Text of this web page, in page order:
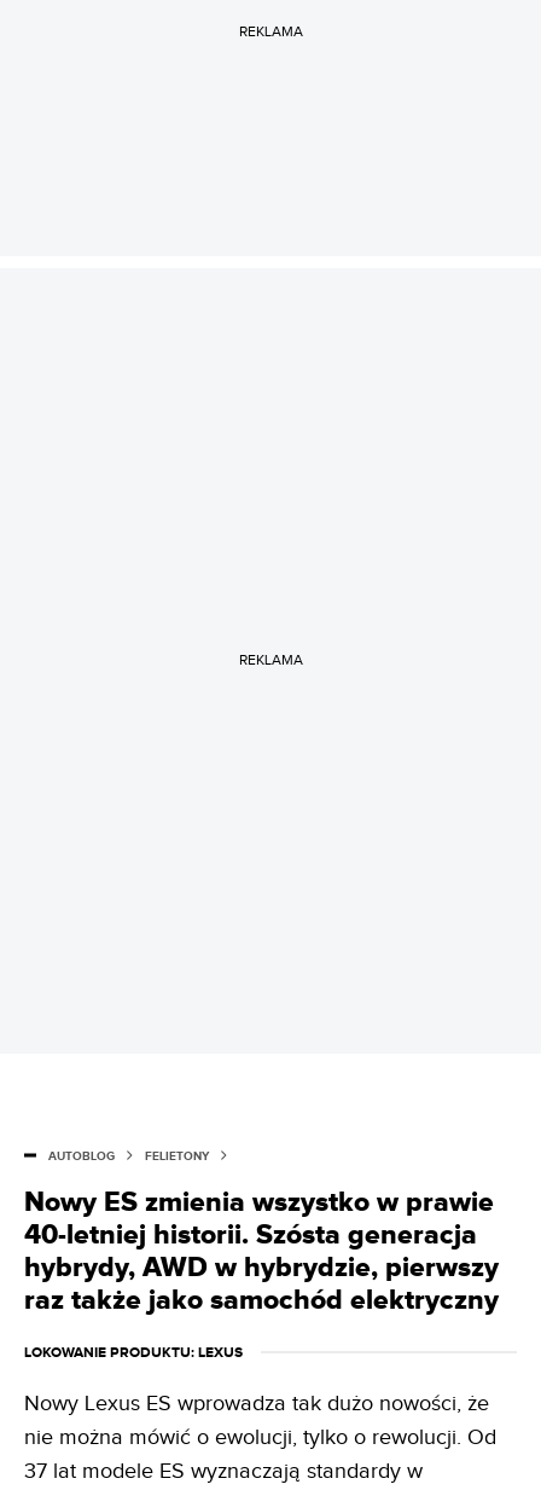
REKLAMA
REKLAMA
AUTOBLOG FELIETONY
Nowy ES zmienia wszystko w prawie
40-letniej historii. Szósta generacja
hybrydy, AWD w hybrydzie, pierwszy
raz także jako samochód elektryczny
LOKOWANIE PRODUKTU: LEXUS
Nowy Lexus ES wprowadza tak dużo nowości, że
nie można mówić o ewolucji, tylko o rewolucji. Od
37 lat modele ES wyznaczają standardy w